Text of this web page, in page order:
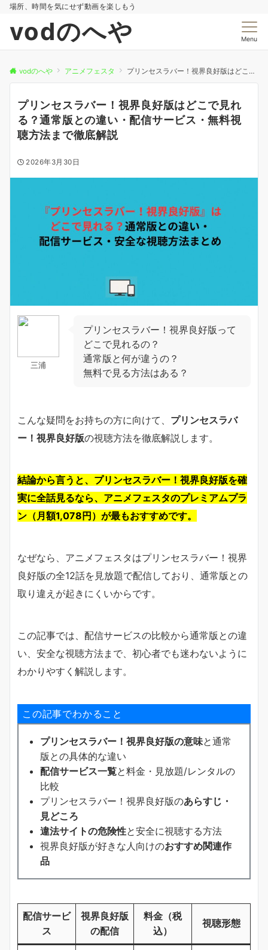
場所、時間を気にせず動画を楽しもう
vodのへや Menu
vodのへや アニメフェスタ プリンセスラバー！視界良好版はどこで見れる？通常版との違い・配信サービス・無料視聴方法まで徹底解説
プリンセスラバー！視界良好版はどこで見れ
る？通常版との違い・配信サービス・無料視
聴方法まで徹底解説
2026年3月30日
三浦
プリンセスラバー！視界良好版って
どこで見れるの？
通常版と何が違うの？
無料で見る方法はある？
こんな疑問をお持ちの方に向けて、 プリンセスラバ
ー！視界良好版の視聴方法を徹底解説します。
結論から言うと、プリンセスラバー！視界良好版を確
実に全話見るなら、アニメフェスタのプレミアムプラ
ン（月額1,078円）が最もおすすめです。
なぜなら、アニメフェスタはプリンセスラバー！視界
良好版の全12話を見放題で配信しており、通常版との
取り違えが起きにくいからです。
この記事では、配信サービスの比較から通常版との違
い、安全な視聴方法まで、初心者でも迷わないように
わかりやすく解説します。
この記事でわかること
プリンセスラバー！視界良好版の意味と通常
版との具体的な違い
配信サービス一覧と料金・見放題/レンタルの
比較
プリンセスラバー！視界良好版のあらすじ・
見どころ
違法サイトの危険性と安全に視聴する方法
視界良好版が好きな人向けのおすすめ関連作
品
配信サービ
ス
視界良好版
の配信
料金（税
込）
視聴形態